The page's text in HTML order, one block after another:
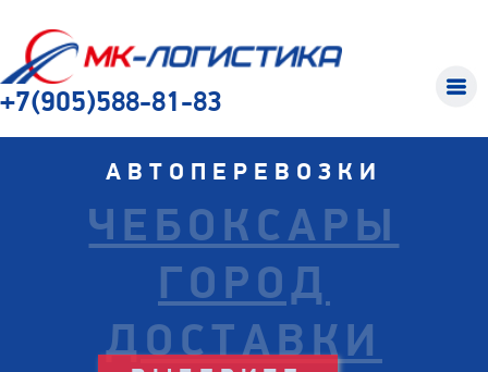
+7(905)588-81-83
АВТОПЕРЕВОЗКИ
ЧЕБОКСАРЫ
ГОРОД
ДОСТАВКИ